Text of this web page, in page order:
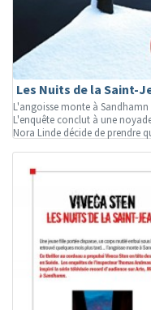
Les Nuits de la Saint-
L'angoisse monte à
L'enquête conclut à une
Nora Linde décide de prendre